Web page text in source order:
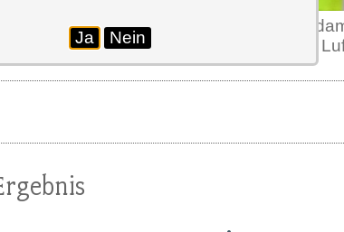
zweiten Verhandlungsrunde in
der Arbeitgebenden
Ja Nein